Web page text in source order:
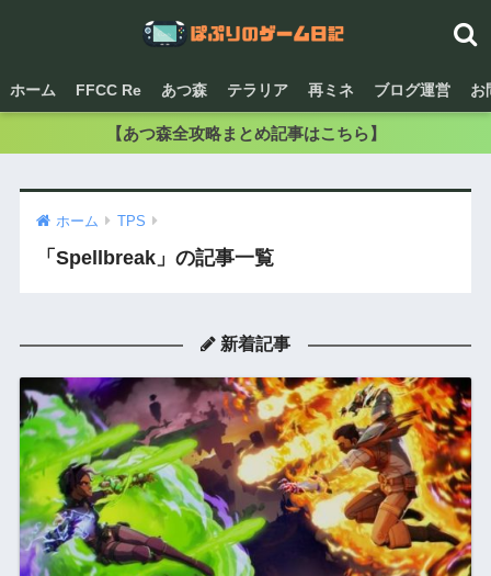
ホーム FFCC Re あつ森 テラリア 再ミネ ブログ運営 お
【あつ森全攻略まとめ記事はこちら】
ホーム TPS
「Spellbreak」の記事一覧
新着記事